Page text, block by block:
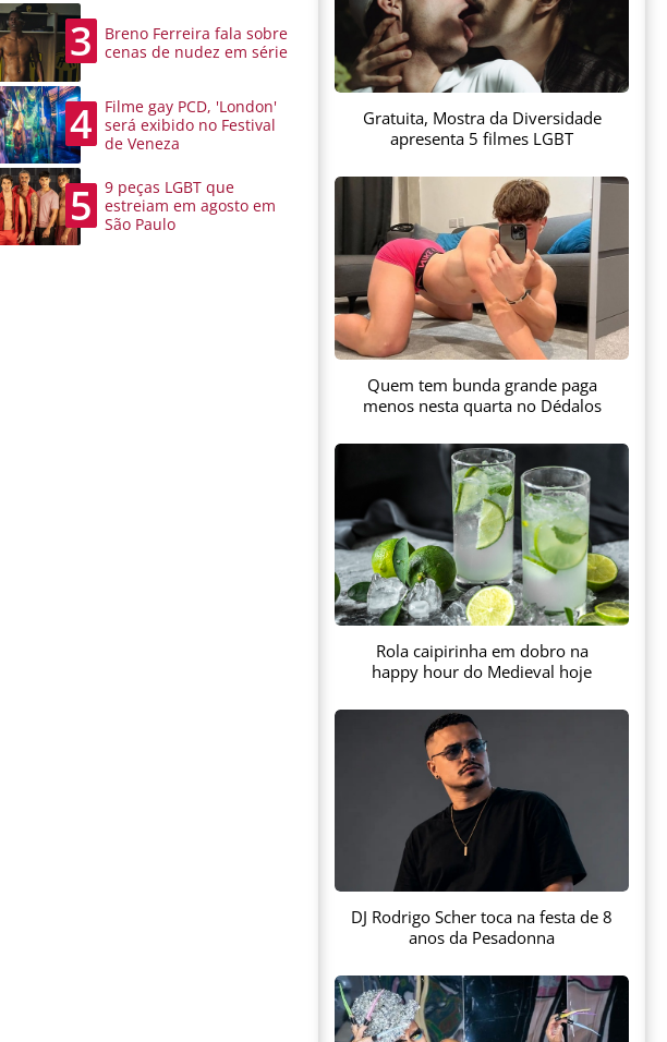
3
Breno Ferreira fala sobre
cenas de nudez em série
4
Filme gay PCD, 'London'
será exibido no Festival
de Veneza
5
9 peças LGBT que
estreiam em agosto em
São Paulo
Gratuita, Mostra da Diversidade
apresenta 5 filmes LGBT
Quem tem bunda grande paga
menos nesta quarta no Dédalos
Rola caipirinha em dobro na
happy hour do Medieval hoje
DJ Rodrigo Scher toca na festa de 8
anos da Pesadonna